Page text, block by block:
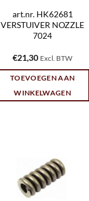
art.nr. HK62681
VERSTUIVER NOZZLE
7024
€21,30 Excl. BTW
TOEVOEGEN AAN
WINKELWAGEN